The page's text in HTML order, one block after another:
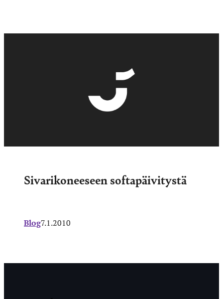
Sivarikoneeseen softapäivitystä
Blog7.1.2010